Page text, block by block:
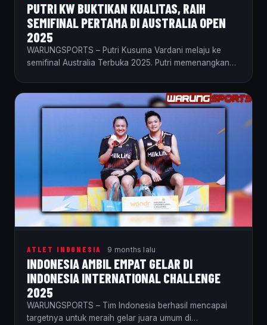
PUTRI KW BUKTIKAN KUALITAS, RAIH
SEMIFINAL PERTAMA DI AUSTRALIA OPEN
2025
WARUNGSPORTS – Putri Kusuma Vardani melaju ke
semifinal Australia Terbuka 2025. Putri memenangkan
ATLET INDONESIA 9 months lalu
INDONESIA AMBIL EMPAT GELAR DI
INDONESIA INTERNATIONAL CHALLENGE
2025
WARUNGSPORTS – Tim Indonesia berhasil mencapai
targetnya untuk meraih gelar juara umum di